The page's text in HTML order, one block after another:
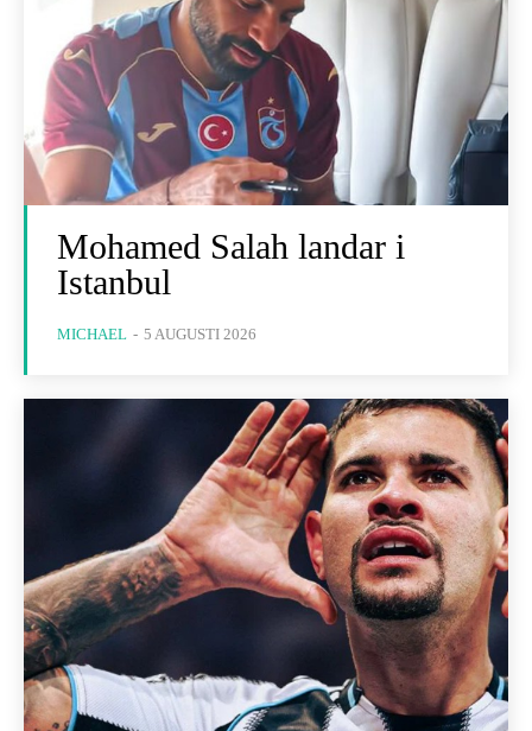
Mohamed Salah landar i
Istanbul
MICHAEL - 5 AUGUSTI 2026